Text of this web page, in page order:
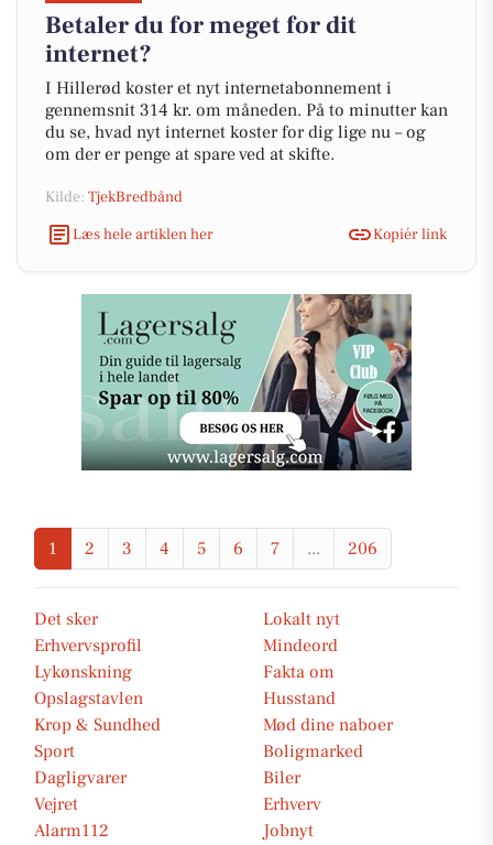
Betaler du for meget for dit
internet?
I Hillerød koster et nyt internetabonnement i
gennemsnit 314 kr. om måneden. På to minutter kan
du se, hvad nyt internet koster for dig lige nu – og
om der er penge at spare ved at skifte.
Kilde: TjekBredbånd
Læs hele artiklen her
Kopiér link
1 2 3 4 5 6 7 ... 206
Det sker
Lokalt nyt
Erhvervsprofil
Mindeord
Lykønskning
Fakta om
Opslagstavlen
Husstand
Krop & Sundhed
Mød dine naboer
Sport
Boligmarked
Dagligvarer
Biler
Vejret
Erhverv
Alarm112
Jobnyt